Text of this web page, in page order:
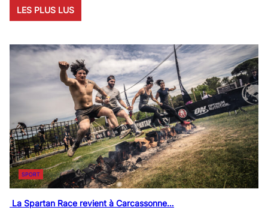
LES PLUS LUS
SPORT
La Spartan Race revient à Carcassonne…